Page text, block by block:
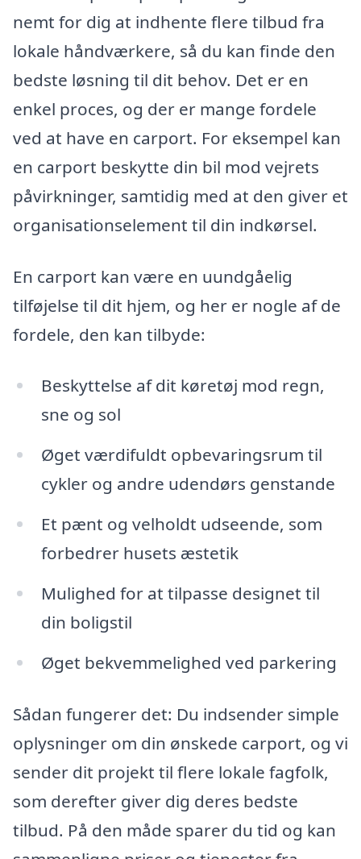
nemt for dig at indhente flere tilbud fra
lokale håndværkere, så du kan finde den
bedste løsning til dit behov. Det er en
enkel proces, og der er mange fordele
ved at have en carport. For eksempel kan
en carport beskytte din bil mod vejrets
påvirkninger, samtidig med at den giver et
organisationselement til din indkørsel.
En carport kan være en uundgåelig
tilføjelse til dit hjem, og her er nogle af de
fordele, den kan tilbyde:
Beskyttelse af dit køretøj mod regn,
sne og sol
Øget værdifuldt opbevaringsrum til
cykler og andre udendørs genstande
Et pænt og velholdt udseende, som
forbedrer husets æstetik
Mulighed for at tilpasse designet til
din boligstil
Øget bekvemmelighed ved parkering
Sådan fungerer det: Du indsender simple
oplysninger om din ønskede carport, og vi
sender dit projekt til flere lokale fagfolk,
som derefter giver dig deres bedste
tilbud. På den måde sparer du tid og kan